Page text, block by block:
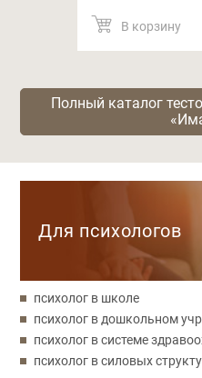
В корзину
Полный каталог
Для психологов
психолог в школе
психолог в дошкольном
психолог в системе
психолог в силовых